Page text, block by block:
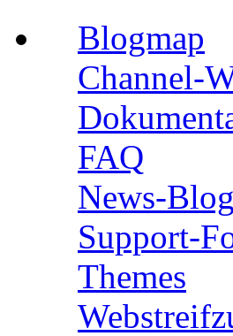
Blogmap
Channel-
FAQ
News-Blog
Support-
Themes